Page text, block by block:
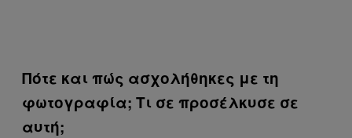
Πότε και πώς ασχολήθηκες με τη
φωτογραφία; Τι σε προσέλκυσε σε
αυτή;